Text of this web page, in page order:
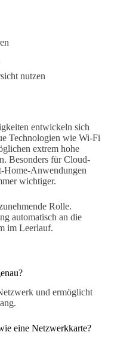
nutzen
entwickeln sich
Technologien wie Wi-Fi
extrem hohe
Besonders für Cloud-
Home-Anwendungen
wichtiger.
Rolle.
automatisch an die
im Leerlauf.
und ermöglicht
eine Netzwerkkarte?